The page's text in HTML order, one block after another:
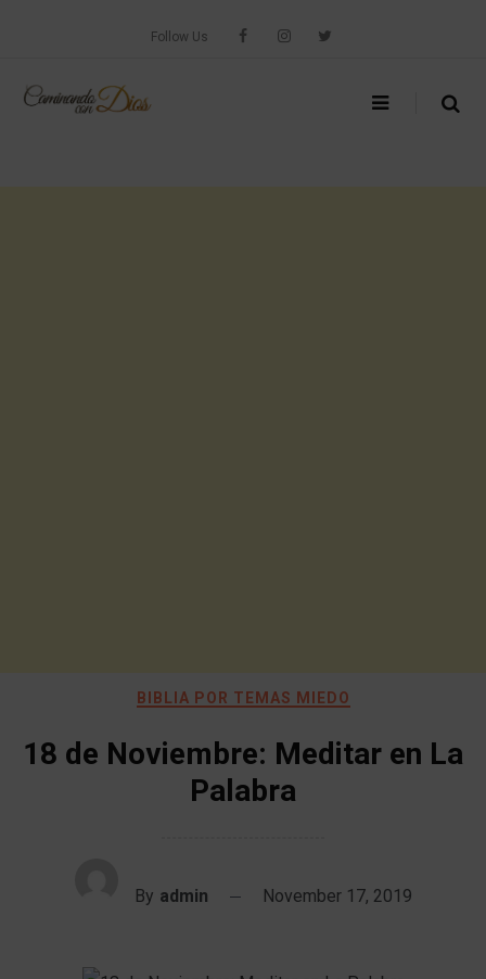
Follow Us
BIBLIA POR TEMAS MIEDO
18 de Noviembre: Meditar en La
Palabra
By admin November 17, 2019